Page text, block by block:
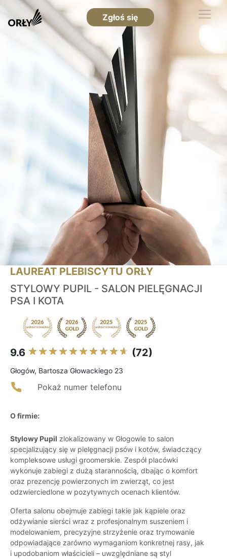
Zgłoś się
LAUREAT PLEBISCYTU ORŁY
STYLOWY PUPIL - SALON PIELĘGNACJI
PSA I KOTA
9.6 (72)
Głogów, Bartosza Głowackiego 23
Pokaż numer telefonu
O firmie:
Stylowy Pupil zlokalizowany w Głogowie to salon
specjalizujący się w pielęgnacji psów i kotów, świadczący
kompleksowe usługi groomerskie. Zespół placówki
wykonuje zabiegi z dużą starannością, dbając o komfort
oraz prezencję powierzonych im zwierząt, co jest
odzwierciedlone w pozytywnych ocenach klientów.
Oferta salonu obejmuje zabiegi takie jak kąpiele oraz
odżywianie sierści wraz z profesjonalnym suszeniem i
modelowaniem, precyzyjne strzyżenie oraz trymowanie
odpowiadające zarówno wymaganiom konkretnej rasy, jak
i upodobaniom właścicieli – uwzględniane są styl